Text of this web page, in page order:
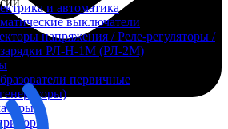
и автоматика
выключатели
напряжения / Реле-регуляторы /
зарядки РЛ-Н-1М (РЛ-2М)
первичные